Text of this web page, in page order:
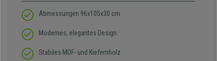
Abmessungen 96x105x30 cm
Modernes, elegantes Design
Stabiles MDF- und Kiefernholz